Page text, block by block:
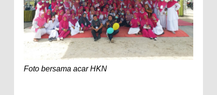
Foto bersama acar HKN